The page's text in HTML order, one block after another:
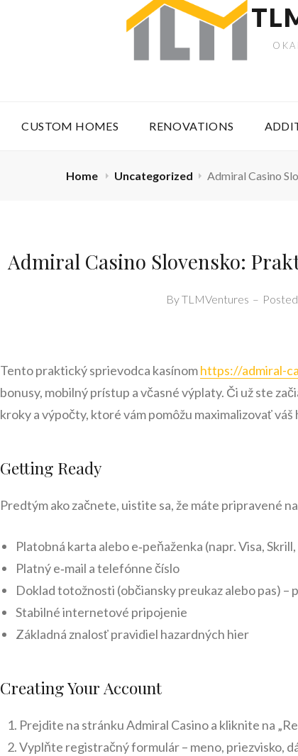
CUSTOM HOMES RENOVATIONS
Home Uncategorized Admiral Casino
Admiral Casino Slovensko:
ByTLMVentures –
Tento praktický sprievodca kasínomhttps://admiral-
bonusy, mobilný prístup a včasné výplaty. Či už ste
kroky a výpočty, ktoré vám pomôžu maximalizovať váš
Getting Ready
Predtým ako začnete, uistite sa, že máte pripravené
Platobná karta alebo e‑peňaženka (napr. Visa,
Platný e‑mail a telefónne číslo
Doklad totožnosti (občiansky preukaz alebo pas) –
Stabilné internetové pripojenie
Základná znalosť pravidiel hazardných hier
Creating Your Account
Prejdite na stránku Admiral Casino a kliknite na
Vyplňte registračný formulár – meno, priezvisko,